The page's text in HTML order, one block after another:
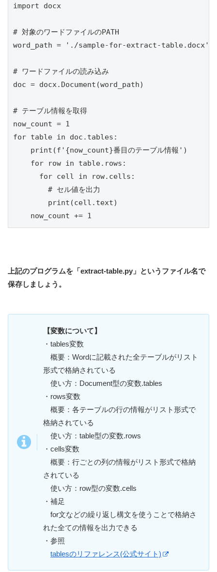
import docx
# 対象のワードファイルのPATH
word_path = './sample-for-extract-table.docx'
# ワードファイルの読み込み
doc = docx.Document(word_path)
# テーブル情報を取得
now_count = 1
for table in doc.tables:
    print(f'{now_count}番目のテーブル情報')
    for row in table.rows:
      for cell in row.cells:
        # セル値を出力
        print(cell.text)
    now_count += 1
上記のプログラムを「extract-table.py」というファイル名で
保存しましょう。
【変数について】
・tables変数
概要：Wordに記載された全テーブルがリスト
形式で格納されている
使い方：Document型の変数.tables
・rows変数
概要：各テーブルの行の情報がリスト形式で
格納されている
使い方：table型の変数.rows
・cells変数
概要：行ごとの列の情報がリスト形式で格納
されている
使い方：row型の変数.cells
・補足
for文などの繰り返し構文を使うことで格納さ
れた全ての情報を出力できる
・参照
tablesのリファレンス(公式サイト)